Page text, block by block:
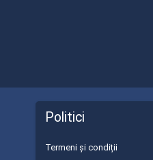
Politici
Termeni și condiții